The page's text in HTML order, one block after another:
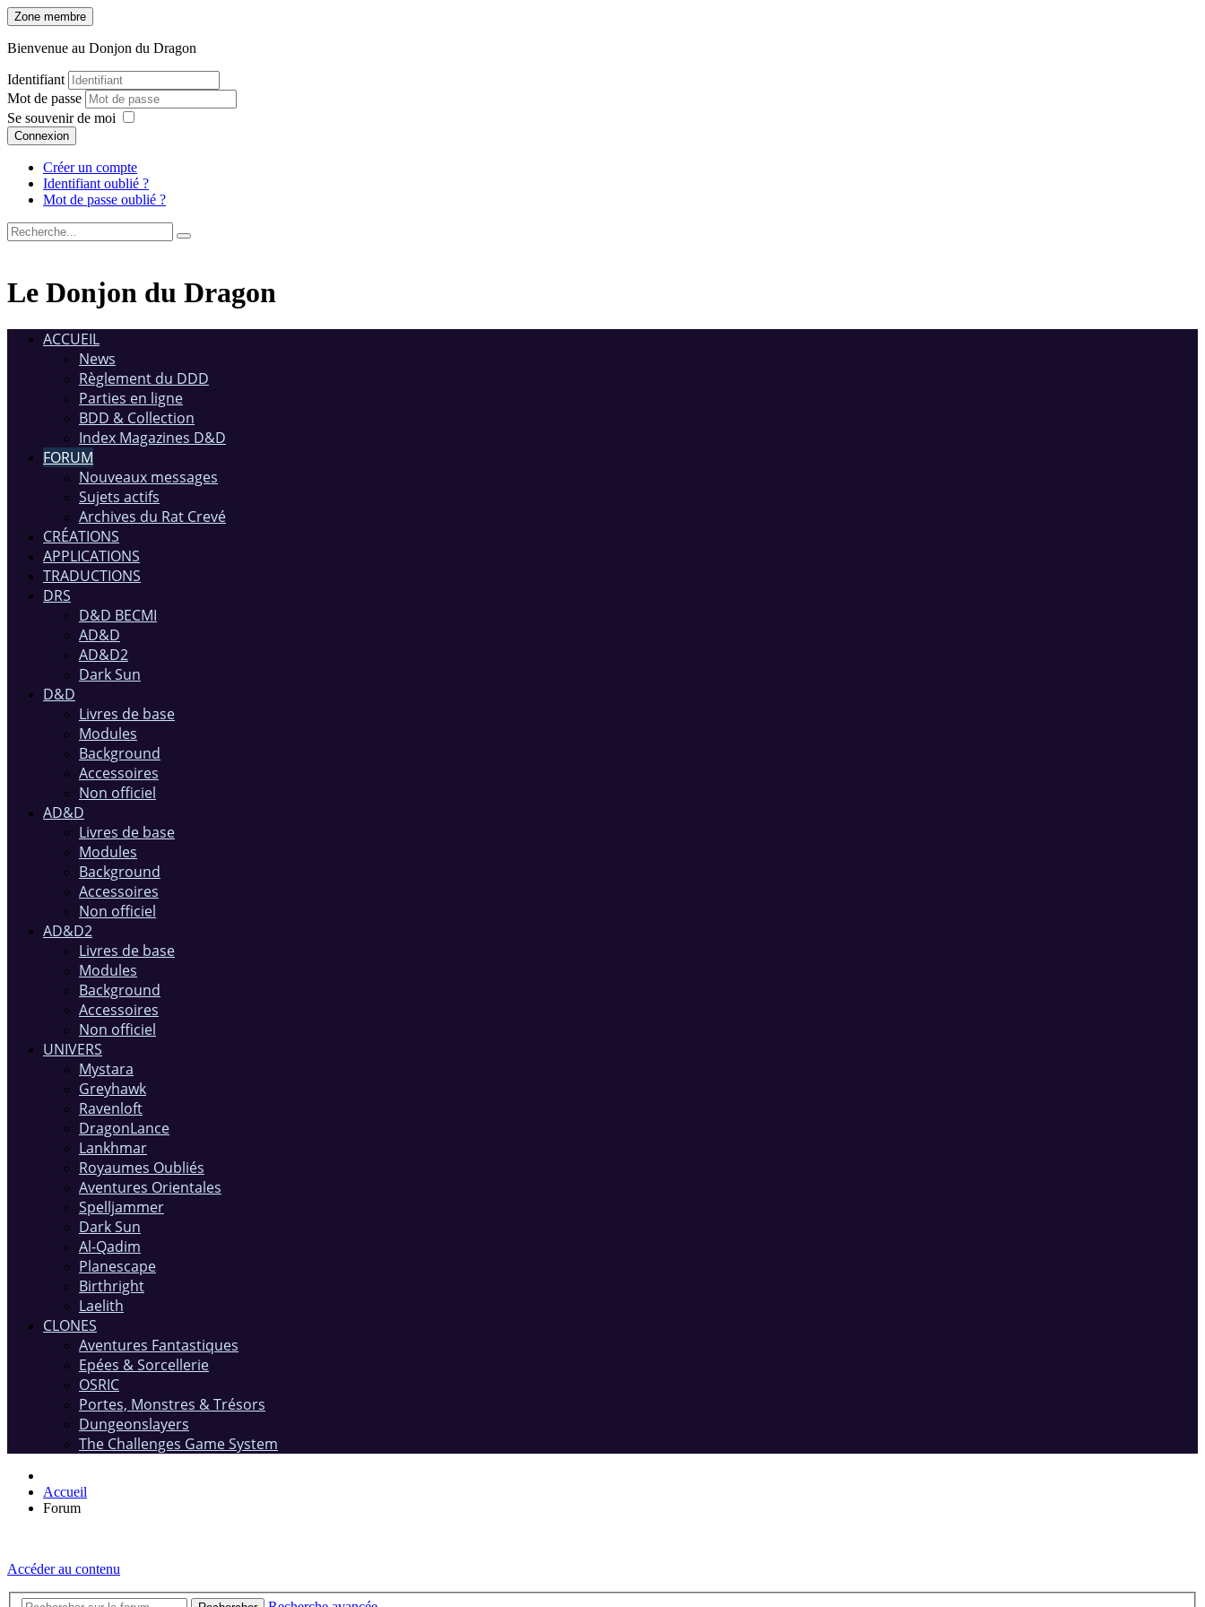
Zone membre
Bienvenue au Donjon du Dragon
Identifiant
Mot de passe
Se souvenir de moi
Connexion
Créer un compte
Identifiant oublié ?
Mot de passe oublié ?
Le Donjon du Dragon
ACCUEIL
News
Règlement du DDD
Parties en ligne
BDD & Collection
Index Magazines D&D
FORUM
Nouveaux messages
Sujets actifs
Archives du Rat Crevé
CRÉATIONS
APPLICATIONS
TRADUCTIONS
DRS
D&D BECMI
AD&D
AD&D2
Dark Sun
D&D
Livres de base
Modules
Background
Accessoires
Non officiel
AD&D
Livres de base
Modules
Background
Accessoires
Non officiel
AD&D2
Livres de base
Modules
Background
Accessoires
Non officiel
UNIVERS
Mystara
Greyhawk
Ravenloft
DragonLance
Lankhmar
Royaumes Oubliés
Aventures Orientales
Spelljammer
Dark Sun
Al-Qadim
Planescape
Birthright
Laelith
CLONES
Aventures Fantastiques
Epées & Sorcellerie
OSRIC
Portes, Monstres & Trésors
Dungeonslayers
The Challenges Game System
Accueil
Forum
Accéder au contenu